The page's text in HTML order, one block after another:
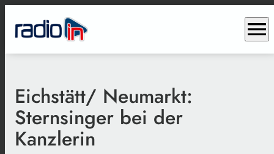
menu
Eichstätt/ Neumarkt:
Sternsinger bei der
Kanzlerin